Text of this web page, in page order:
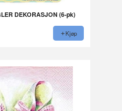
DEKORASJON (6-pk)
Kjøp